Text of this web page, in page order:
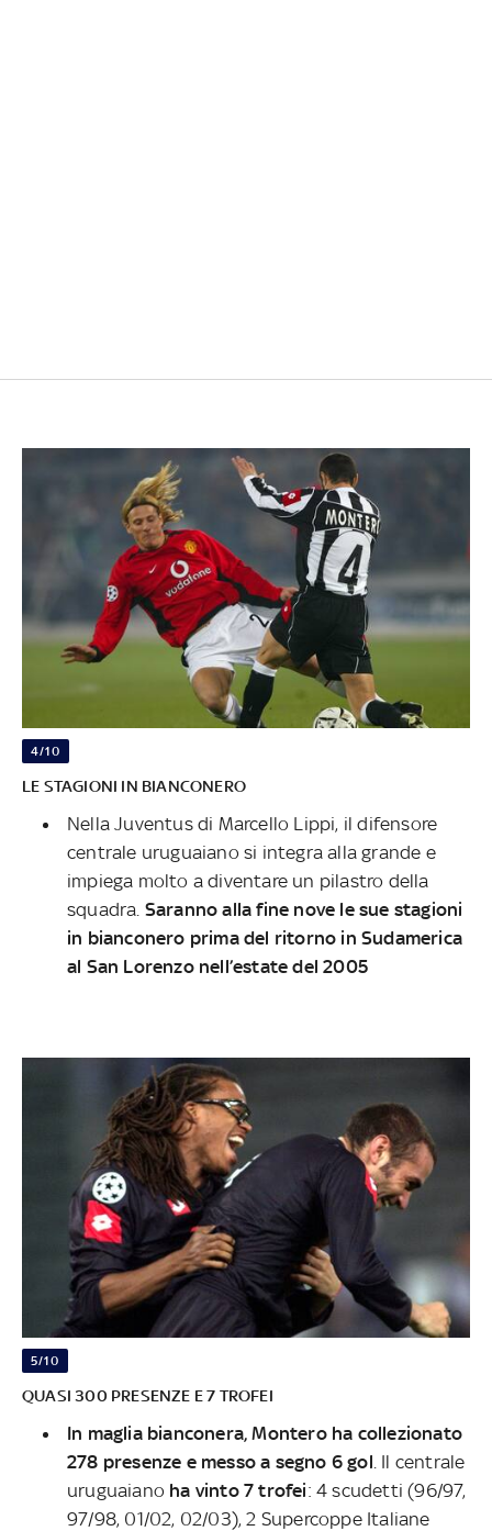
4/10
LE STAGIONI IN BIANCONERO
Nella Juventus di Marcello Lippi, il difensore
centrale uruguaiano si integra alla grande e
impiega molto a diventare un pilastro della
squadra. Saranno alla fine nove le sue stagioni
in bianconero prima del ritorno in Sudamerica
al San Lorenzo nell’estate del 2005
5/10
QUASI 300 PRESENZE E 7 TROFEI
In maglia bianconera, Montero ha collezionato
278 presenze e messo a segno 6 gol . Il centrale
uruguaiano ha vinto 7 trofei: 4 scudetti (96/97,
97/98, 01/02, 02/03), 2 Supercoppe Italiane